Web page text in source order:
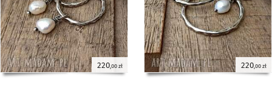
11 lutego 2026
Ładnie wykonane, pasuje do
kolczyków (koła srebro młotkowane).
Żona zadowolona :)
Gabriela
nieregularna perła i srebro 925-
naszyjnik - Cocopunk
220,00 zł 220,00 zł